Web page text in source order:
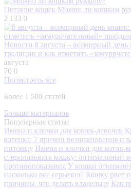
Питание кошек Можно ли кошкам
2 133 0
Новости 8 августа – всемирный день
традиции и как отметить
августа
70 0
Посмотреть все
Более 1 500 статей
Больше материалов
Популярные статьи
Имена и клички для кошек-девочек
котенка: 7 причин возникновения и
питомцу Имена и клички для котов-
стерилизовать кошку: оптимальный
противопоказания У кошки
насколько все серьезно? Кошку рвет
причины, что делать владельцу Как